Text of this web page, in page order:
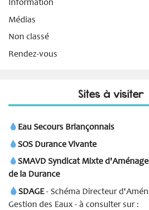
Information
Médias
Non classé
Rendez-vous
Sites à visiter
Eau Secours Briançonnais
SOS Durance Vivante
SMAVD Syndicat Mixte
de la Durance
SDAGE- Schéma Directeur
Gestion des Eaux - à consulter sur :